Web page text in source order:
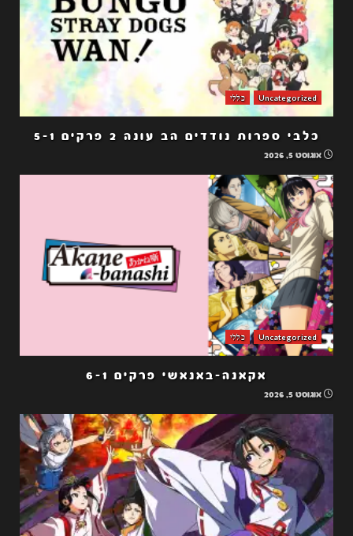
Uncategorized כללי
כלבי ספרות נודדים הב עונה 2 פרקים 5-1
אוגוסט 5, 2026
Uncategorized כללי
אקאנה-באנאשי פרקים 6-1
אוגוסט 5, 2026